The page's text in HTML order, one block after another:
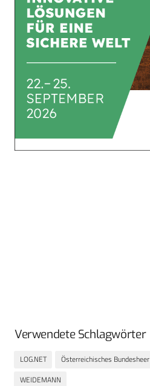
Verwendete Schlagwörter
LOG.NET Österreichisches Bundesheer
WEIDEMANN